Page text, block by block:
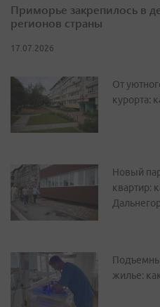
Приморье закрепилось в
регионов страны
17.07.2026
От
курорта:
Новый
квартир:
жилье: